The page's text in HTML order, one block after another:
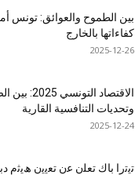
بين الطموح والعوائق: تونس
كفاءاتها بالخارج
2025-12-26
الاقتصاد
وتحديات التنافسية القارية
2025-12-24
ﺗﯾﺗرا ﺑﺎك ﺗﻌﻠن ﻋن ﺗﻌﯾﯾن